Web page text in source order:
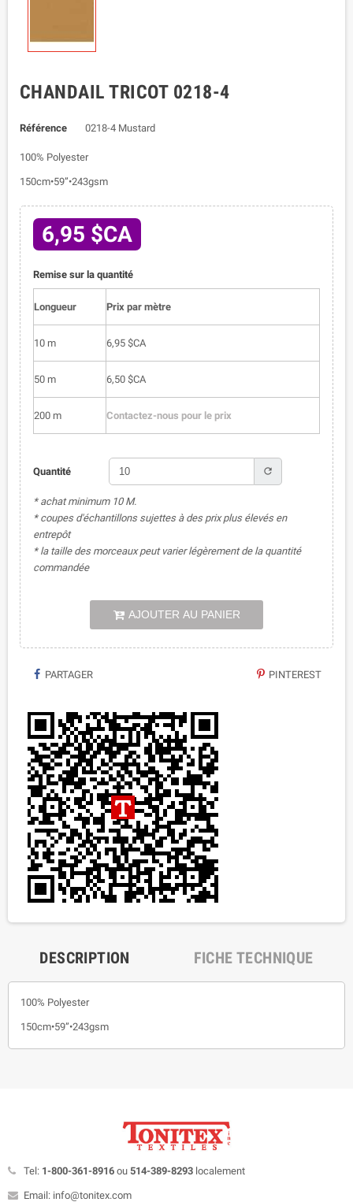
CHANDAIL TRICOT 0218-4
Référence 0218-4 Mustard
100% Polyester
150cm•59”•243gsm
6,95 $CA
Remise sur la quantité
Longueur Prix par mètre
10 m 6,95 $CA
50 m 6,50 $CA
200 m Contactez-nous pour le prix
Quantité refresh
* achat minimum 10 M.
* coupes d'échantillons sujettes à des prix plus élevés en
entrepôt
* la taille des morceaux peut varier légèrement de la quantité
commandée
AJOUTER AU PANIER
PARTAGER PINTEREST
DESCRIPTION FICHE TECHNIQUE
100% Polyester
150cm•59”•243gsm
Tel: 1-800-361-8916 ou 514-389-8293 localement
Email: info@tonitex.com